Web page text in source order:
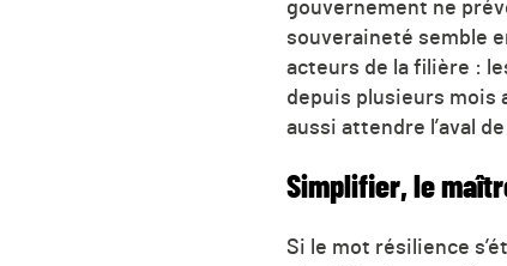
gouvernement ne
souveraineté semble
acteurs de la filière :
depuis plusieurs mois
aussi attendre l’aval
Simplifier, le
Si le mot résilience